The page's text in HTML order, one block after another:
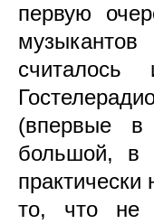
первую
(впервые в
большой, в
то, что не